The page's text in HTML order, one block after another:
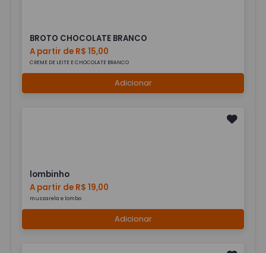
BROTO CHOCOLATE BRANCO
A partir de R$ 15,00
CREME DE LEITE E CHOCOLATE BRANCO
Adicionar
lombinho
A partir de R$ 19,00
mussarela e lombo
Adicionar